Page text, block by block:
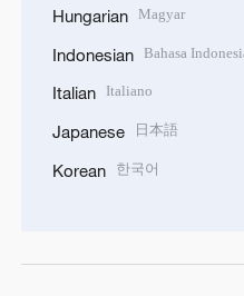
Hungarian Magyar
Indonesian Bahasa
Italian Italiano
Japanese 日本語
Korean 한국어